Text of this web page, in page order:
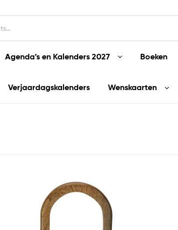
Agenda’s en Kalenders 2027 Boeken
Verjaardagskalenders Wenskaarten